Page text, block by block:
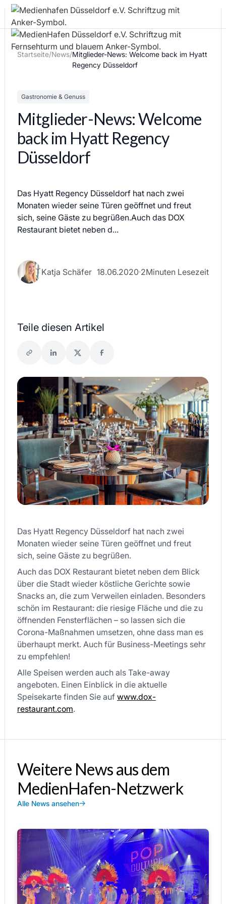
Startseite/News/Mitglieder-News: Welcome back im Hyatt
Regency Düsseldorf
Gastronomie & Genuss
Mitglieder-News: Welcome
back im Hyatt Regency
Düsseldorf
Das Hyatt Regency Düsseldorf hat nach zwei
Monaten wieder seine Türen geöffnet und freut
sich, seine Gäste zu begrüßen.Auch das DOX
Restaurant bietet neben d...
Katja Schäfer 18.06.2020 2Minuten Lesezeit
Teile diesen Artikel
Das Hyatt Regency Düsseldorf hat nach zwei
Monaten wieder seine Türen geöffnet und freut
sich, seine Gäste zu begrüßen.
Auch das DOX Restaurant bietet neben dem Blick
über die Stadt wieder köstliche Gerichte sowie
Snacks an, die zum Verweilen einladen. Besonders
schön im Restaurant: die riesige Fläche und die zu
öffnenden Fensterflächen – so lassen sich die
Corona-Maßnahmen umsetzen, ohne dass man es
überhaupt merkt. Auch für Business-Meetings sehr
zu empfehlen!
Alle Speisen werden auch als Take-away
angeboten. Einen Einblick in die aktuelle
Speisekarte finden Sie auf www.dox-
restaurant.com.
Weitere News aus dem
MedienHafen-Netzwerk
Alle News ansehen